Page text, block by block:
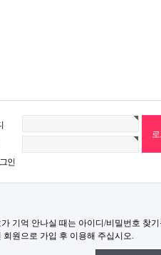
인
기억 안나실 때는 아이디/비밀번호 찾
원으로 가입 후 이용해 주십시오.